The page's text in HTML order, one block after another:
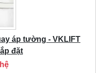
áp tường - VKLIFT
đặt